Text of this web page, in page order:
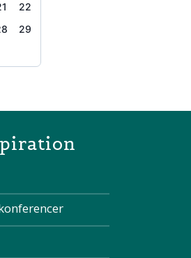
22
29